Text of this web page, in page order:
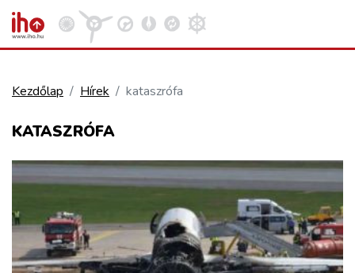
KÖZÚT
REPÜLÉS
KÖZLEKEDÉSFEJLESZTÉS
Kezdőlap Hírek kataszrófa
KATASZRÓFA